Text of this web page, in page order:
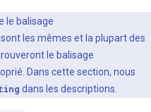
le balisage
les mêmes et la plupart des
le balisage
Dans cette section, nous
dans les descriptions.